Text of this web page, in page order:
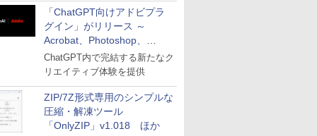
「ChatGPT向けアドビプラ
グイン」がリリース ～
Acrobat、Photoshop、
Premiereなどの機能を1つの
プラグインに統合
ChatGPT内で完結する新たなク
リエイティブ体験を提供
ZIP/7Z形式専用のシンプルな
圧縮・解凍ツール
「OnlyZIP」v1.018 ほか